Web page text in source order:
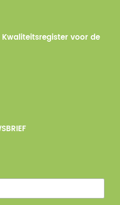
Kwaliteitsregister voor de